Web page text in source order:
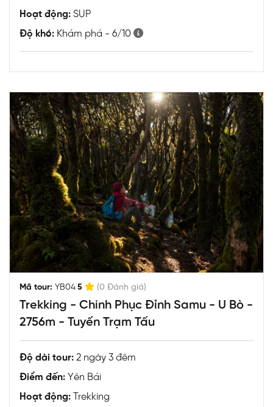
Hoạt động: SUP
Độ khó: Khám phá - 6/10
Mã tour: YB04 5 (0 Đánh giá)
Trekking - Chinh Phục Đỉnh Samu - U Bò -
2756m - Tuyến Trạm Tấu
Độ dài tour: 2 ngày 3 đêm
Điểm đến: Yên Bái
Hoạt động: Trekking